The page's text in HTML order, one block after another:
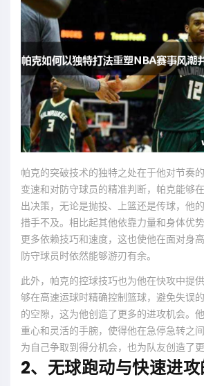
帕克的突破技术的独特之处在于他对节奏
变速和对防守球员的精准判断，帕克能够
出决策，无论是抛投、上篮还是传球，他
措手不及。相比起其他依靠力量和身体优
更多依赖技巧和速度，这也使他在面对身
防守球员时依然能够游刃有余。
此外，帕克的控球技巧也为他在快攻中提
够在高速运球时精确控制篮球，避免失误
的空隙，这为他创造了更多的进攻机会。
重心和灵活的手腕，使得他在急停急转之
为自己争取到得分机会，也为队友创造了更
2、无球跑动与快速进